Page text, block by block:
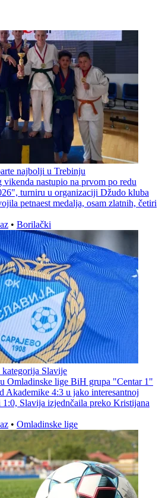
najbolji u Trebinju
nastupio na prvom po redu
turniru u organizaciji Džudo kluba
petnaest medalja, osam zlatnih, četiri
• Borilački
Slavije
Omladinske lige BiH grupa "Centar 1"
Akademike 4:3 u jako interesantnoj
Slavija izjednčaila preko Kristijana
• Omladinske lige